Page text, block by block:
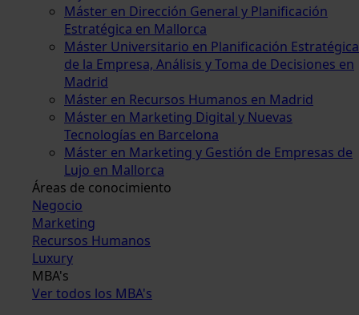
Máster en Dirección General y Planificación
Estratégica en Mallorca
Máster Universitario en Planificación Estratégica
de la Empresa, Análisis y Toma de Decisiones en
Madrid
Máster en Recursos Humanos en Madrid
Máster en Marketing Digital y Nuevas
Tecnologías en Barcelona
Máster en Marketing y Gestión de Empresas de
Lujo en Mallorca
Áreas de conocimiento
Negocio
Marketing
Recursos Humanos
Luxury
MBA's
Ver todos los MBA's